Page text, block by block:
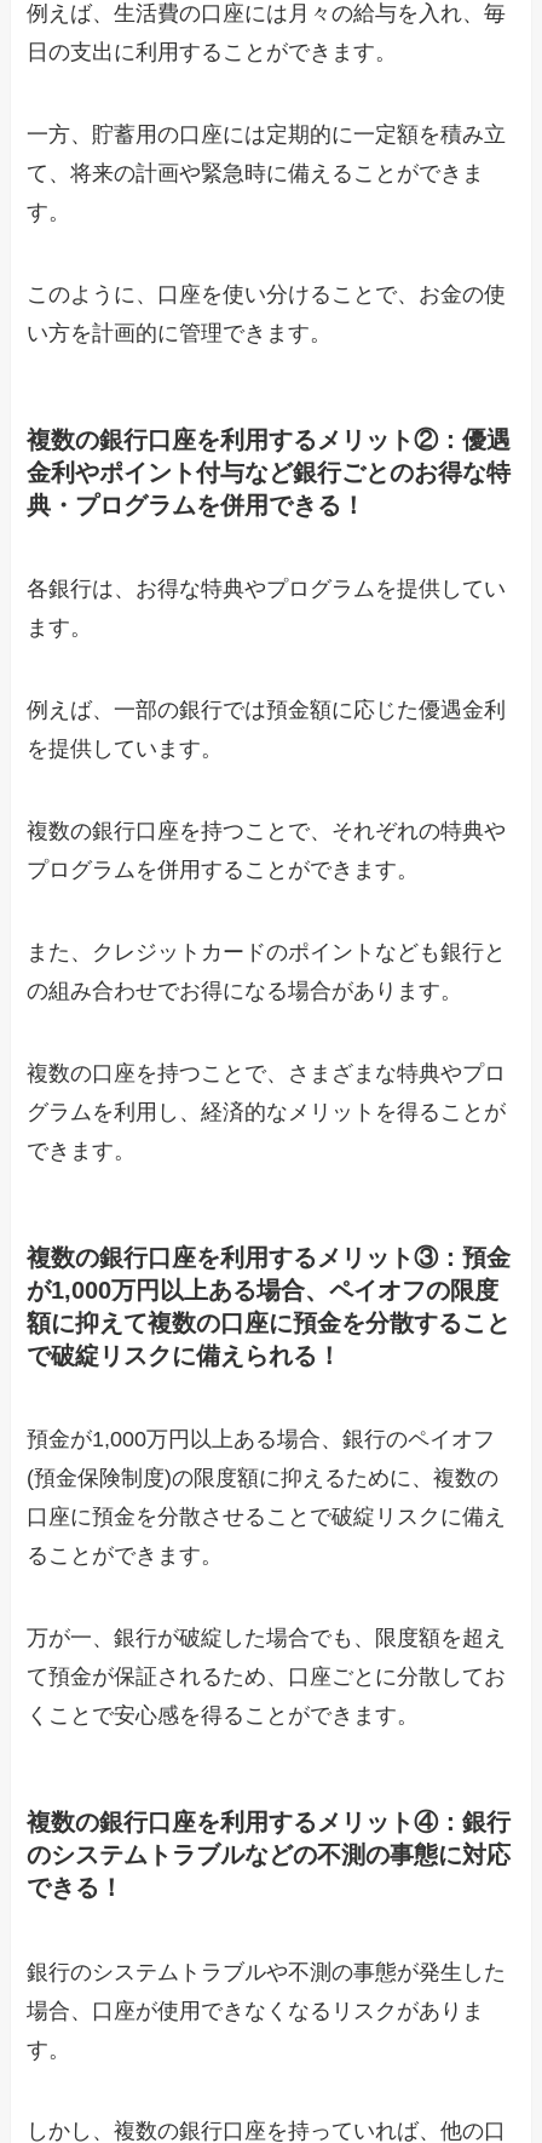
例えば、生活費の口座には月々の給与を入れ、毎
日の支出に利用することができます。
一方、貯蓄用の口座には定期的に一定額を積み立
て、将来の計画や緊急時に備えることができま
す。
このように、口座を使い分けることで、お金の使
い方を計画的に管理できます。
複数の銀行口座を利用するメリット②：優遇
金利やポイント付与など銀行ごとのお得な特
典・プログラムを併用できる！
各銀行は、お得な特典やプログラムを提供してい
ます。
例えば、一部の銀行では預金額に応じた優遇金利
を提供しています。
複数の銀行口座を持つことで、それぞれの特典や
プログラムを併用することができます。
また、クレジットカードのポイントなども銀行と
の組み合わせでお得になる場合があります。
複数の口座を持つことで、さまざまな特典やプロ
グラムを利用し、経済的なメリットを得ることが
できます。
複数の銀行口座を利用するメリット③：預金
が1,000万円以上ある場合、ペイオフの限度
額に抑えて複数の口座に預金を分散すること
で破綻リスクに備えられる！
預金が1,000万円以上ある場合、銀行のペイオフ
(預金保険制度)の限度額に抑えるために、複数の
口座に預金を分散させることで破綻リスクに備え
ることができます。
万が一、銀行が破綻した場合でも、限度額を超え
て預金が保証されるため、口座ごとに分散してお
くことで安心感を得ることができます。
複数の銀行口座を利用するメリット④：銀行
のシステムトラブルなどの不測の事態に対応
できる！
銀行のシステムトラブルや不測の事態が発生した
場合、口座が使用できなくなるリスクがありま
す。
しかし、複数の銀行口座を持っていれば、他の口